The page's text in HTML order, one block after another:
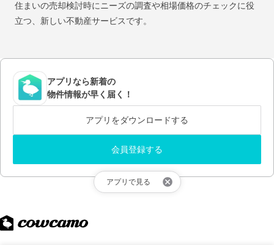
アプリで見る
住まいの売却検討時にニーズの調査や相場価格のチェックに役
立つ、新しい不動産サービスです。
アプリなら新着の
物件情報が早く届く！
アプリをダウンロードする
会員登録する